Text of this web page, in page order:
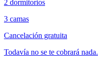
2 dormitorios
3 camas
Cancelación gratuita
Todavía no se te cobrará nada.